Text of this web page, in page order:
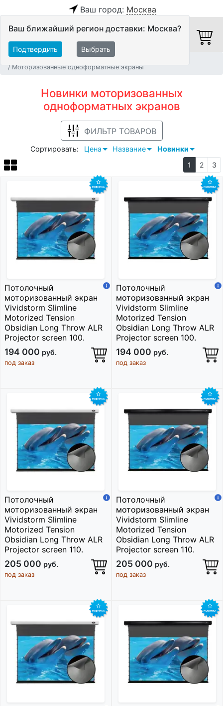
Ваш город: Москва
Ваш ближайший регион доставки: Москва?
Подтвердить Выбрать
Моторизованные одноформатные экраны
Новинки моторизованных
одноформатных экранов
ФИЛЬТР ТОВАРОВ
Сортировать: Цена Название
Новинки
1
2 3
Потолочный
моторизованный экран
Vividstorm Slimline
Motorized Tension
Obsidian Long Throw ALR
Projector screen 100.
194 000 руб.
под заказ
Потолочный
моторизованный экран
Vividstorm Slimline
Motorized Tension
Obsidian Long Throw ALR
Projector screen 100.
194 000 руб.
под заказ
Потолочный
моторизованный экран
Vividstorm Slimline
Motorized Tension
Obsidian Long Throw ALR
Projector screen 110.
205 000 руб.
под заказ
Потолочный
моторизованный экран
Vividstorm Slimline
Motorized Tension
Obsidian Long Throw ALR
Projector screen 110.
205 000 руб.
под заказ